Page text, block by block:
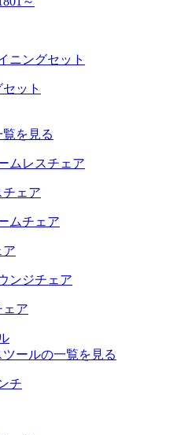
セット
を見る
チェア
ア
ェア
ールの一覧を見る